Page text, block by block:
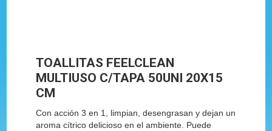
TOALLITAS FEELCLEAN
MULTIUSO C/TAPA 50UNI 20X15
CM
Con acción 3 en 1, limpian, desengrasan y dejan un
aroma cítrico delicioso en el ambiente. Puede